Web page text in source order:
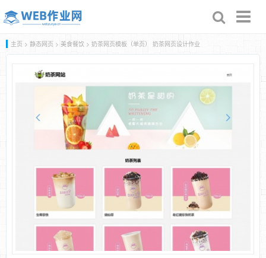
主页 > 静态网页 > 美食餐饮 > 奶茶网页模板（单页） 奶茶网页设计作业